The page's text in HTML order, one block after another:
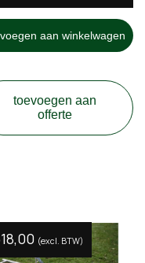
aan winkelwagen
toevoegen aan
offerte
(excl. BTW)